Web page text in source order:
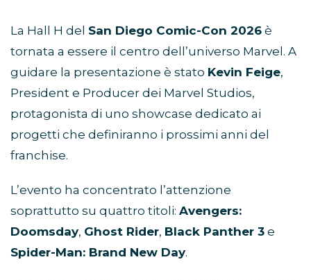
La Hall H del San Diego Comic-Con 2026 è
tornata a essere il centro dell’universo Marvel. A
guidare la presentazione è stato Kevin Feige,
President e Producer dei Marvel Studios,
protagonista di uno showcase dedicato ai
progetti che definiranno i prossimi anni del
franchise.
L’evento ha concentrato l’attenzione
soprattutto su quattro titoli: Avengers:
Doomsday, Ghost Rider, Black Panther 3 e
Spider-Man: Brand New Day.